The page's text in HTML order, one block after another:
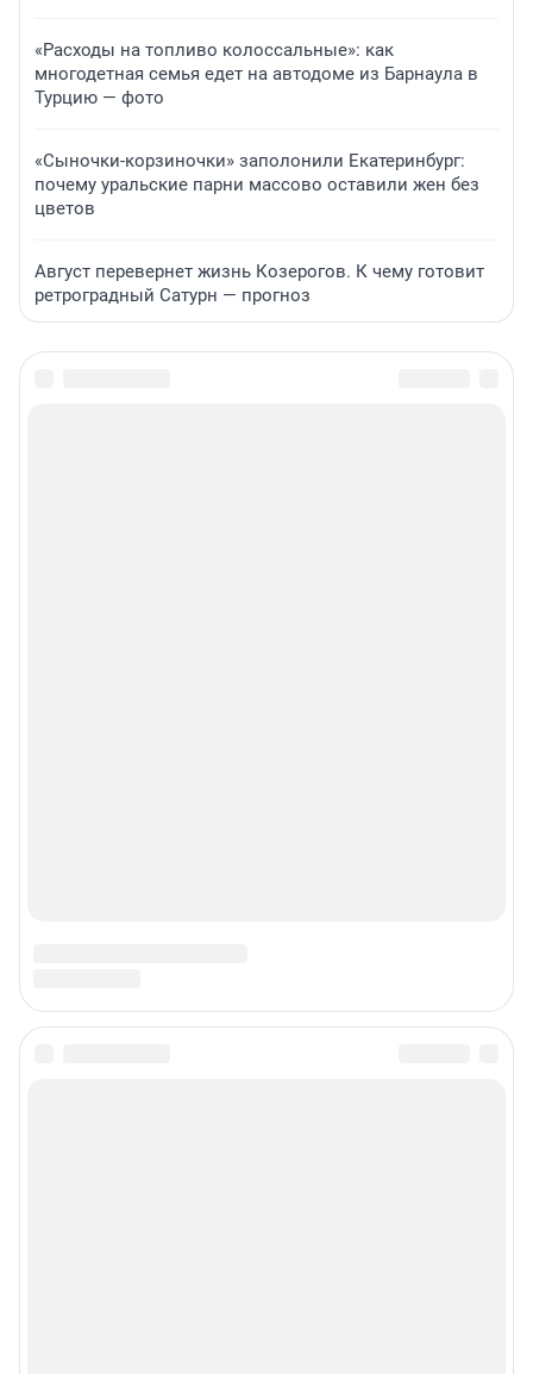
«Расходы на топливо колоссальные»: как
многодетная семья едет на автодоме из Барнаула в
Турцию — фото
«Сыночки-корзиночки» заполонили Екатеринбург:
почему уральские парни массово оставили жен без
цветов
Август перевернет жизнь Козерогов. К чему готовит
ретроградный Сатурн — прогноз